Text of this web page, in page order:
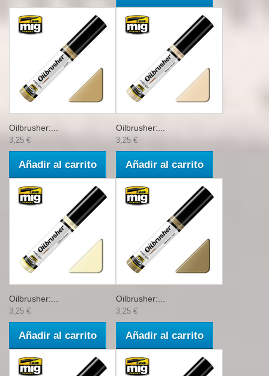
Oilbrusher:...
3,25 €
Añadir al carrito
Oilbrusher:...
3,25 €
Añadir al carrito
Oilbrusher:...
3,25 €
Añadir al carrito
Oilbrusher:...
3,25 €
Añadir al carrito